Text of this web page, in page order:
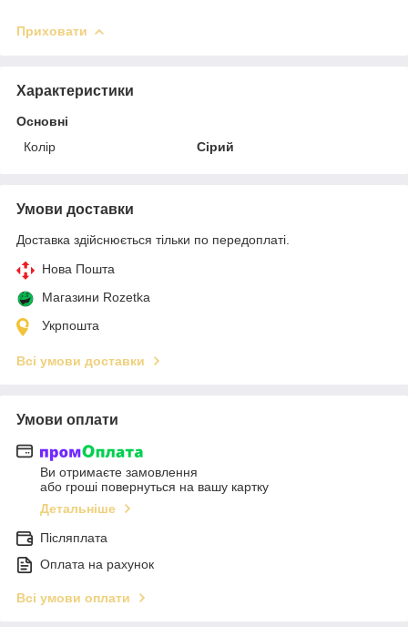
Приховати
Характеристики
Основні
Колір
Сірий
Умови доставки
Доставка здійснюється тільки по передоплаті.
Нова Пошта
Магазини Rozetka
Укрпошта
Всі умови доставки
Умови оплати
Ви отримаєте замовлення
або гроші повернуться на вашу картку
Детальніше
Післяплата
Оплата на рахунок
Всі умови оплати